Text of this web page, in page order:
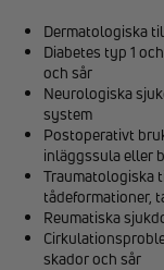
Dermatologiska
Diabetes typ 1
och sår
Neurologiska
system
Postoperativt
inläggssula eller
Traumatologiska
tådeformationer,
Reumatiska
skador och sår